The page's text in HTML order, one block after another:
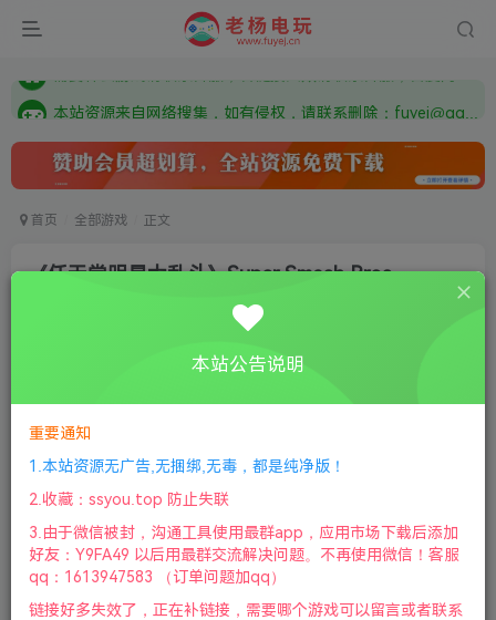
由于微信被封，沟通工具使用最群app，应用市场下载后添加好友：Y9FA49 以后用最群交流解决问题。不再使用微信！
由于微信被封，沟通工具使用最群app，应用市场下载后添加好友：Y9FA49 以后用最群交流解决问题。不再使用微信！
需要什么游戏请联系客服，若链接失效请联系客服，百度网盘边上的激活码也是解压密码
首页 全部游戏 正文
《任天堂明星大乱斗》Super Smash Bros.
①下载安装教程
库下载 ④ DX修复下载
版本介绍：v13.0.1_99DLCs_yuzuEA2613|容量20GB|官方
简体中文|2022年05月22号更新
游戏视频预览： 点击查看
本站公告说明
重要通知
1.本站资源无广告,无捆绑,无毒，都是纯净版！
2.收藏：ssyou.top 防止失联
3.由于微信被封，沟通工具使用最群app，应用市场下载后添加
好友：Y9FA49 以后用最群交流解决问题。不再使用微信！客服
qq：1613947583 （订单问题加qq）
链接好多失效了，正在补链接，需要哪个游戏可以留言或者联系